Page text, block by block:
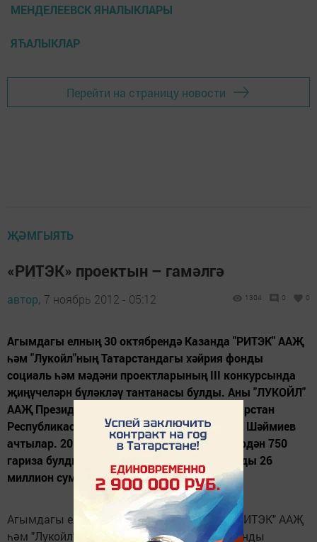
МЕНДЕЛЕЕВСК ЯНАЛЫКЛАРЫ
ЯЋАЛЫКЛАР
Перейти на страницу новости
ҖӘМГЫЯТЬ
«РИТЭК» проектын – гамәлгә
автор, 7 ноябрь 2012 - 05:12 1304 0 0
Агымдагы елның 30 октябрендә Казанда "РИТЭК" ААҖ
һәм "Лукойл"ның Татарстандагы хәйрия фонды
социаль һәм мәдәни проектларының III конкурсында
җиңүчеләрн бүләкләү тантанасы булды. Аны "ЛУКОЙЛ"
ААҖ Президенты Вагит Алекперов һәм Татарстан
Республикасы Дәүләт Киңәшчесе Минтимер Шәймиев
ачтылар. 2012 елда катнашырга теләүчеләрдән 750
гариза булды, III конкурсның грантлар фонды 26
миллион сум...
Агымдагы елның 30 октябрендә Казанда "РИТЭК" ААҖ
һәм "Лукойл"ның Татарстандагы хәйрия фонды